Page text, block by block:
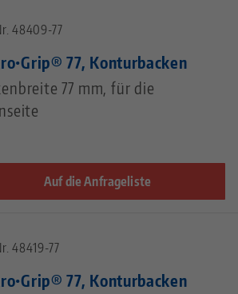
48409-77
77, Konturbacken
77 mm, für die
Auf die Anfrageliste
48419-77
77, Konturbacken